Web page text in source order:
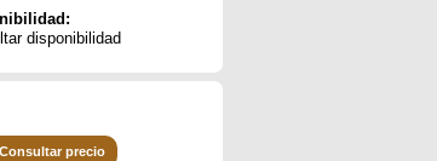
disponibilidad
Consultar precio